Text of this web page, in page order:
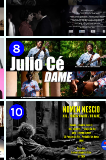
🟡 Riger DLC || ¨LCA ( La
Expansión )¨ || Director: Dani
A.R || Música cubana ||
|| CUBA
🟡 Beatriz Márquez - ¨Mujer
Bayamesa¨ 📺 Videoclip - 🎬
Director: Ángel Alderete
🟡 Julio Cé - ¨Dame¨ 📺
Videoclip